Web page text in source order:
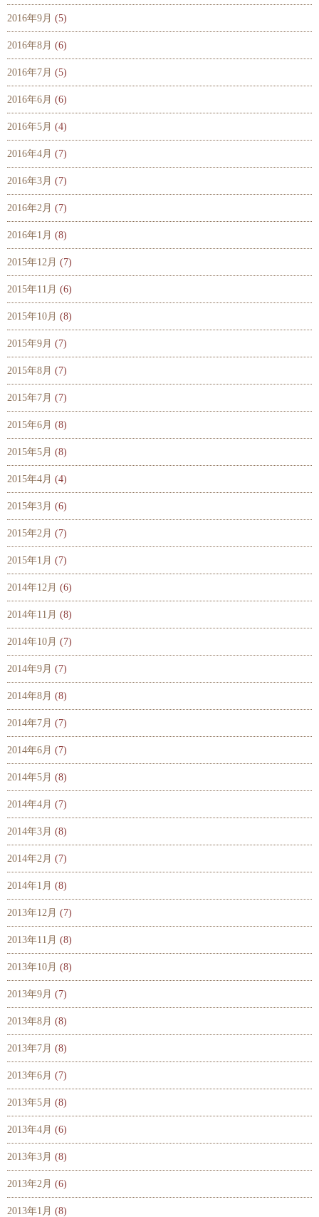
2016年9月 (5)
2016年8月 (6)
2016年7月 (5)
2016年6月 (6)
2016年5月 (4)
2016年4月 (7)
2016年3月 (7)
2016年2月 (7)
2016年1月 (8)
2015年12月 (7)
2015年11月 (6)
2015年10月 (8)
2015年9月 (7)
2015年8月 (7)
2015年7月 (7)
2015年6月 (8)
2015年5月 (8)
2015年4月 (4)
2015年3月 (6)
2015年2月 (7)
2015年1月 (7)
2014年12月 (6)
2014年11月 (8)
2014年10月 (7)
2014年9月 (7)
2014年8月 (8)
2014年7月 (7)
2014年6月 (7)
2014年5月 (8)
2014年4月 (7)
2014年3月 (8)
2014年2月 (7)
2014年1月 (8)
2013年12月 (7)
2013年11月 (8)
2013年10月 (8)
2013年9月 (7)
2013年8月 (8)
2013年7月 (8)
2013年6月 (7)
2013年5月 (8)
2013年4月 (6)
2013年3月 (8)
2013年2月 (6)
2013年1月 (8)